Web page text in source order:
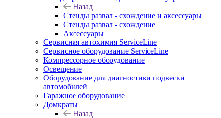
Назад
Стенды развал - схождение и аксессуары
Стенды развал - схождение
Аксессуары
Сервисная автохимия ServiceLine
Сервисное оборудование ServiceLine
Компрессорное оборудование
Освещение
Оборудование для диагностики подвески
автомобилей
Гаражное оборудование
Домкраты
Назад